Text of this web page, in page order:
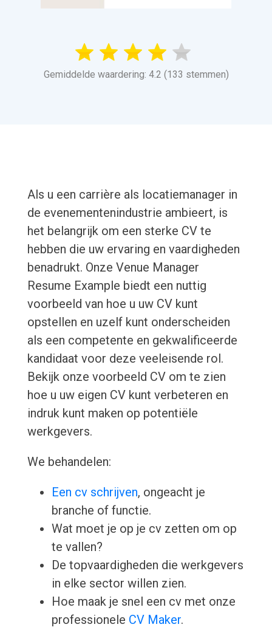
Gemiddelde waardering: 4.2 (133 stemmen)
Als u een carrière als locatiemanager in
de evenementenindustrie ambieert, is
het belangrijk om een sterke CV te
hebben die uw ervaring en vaardigheden
benadrukt. Onze Venue Manager
Resume Example biedt een nuttig
voorbeeld van hoe u uw CV kunt
opstellen en uzelf kunt onderscheiden
als een competente en gekwalificeerde
kandidaat voor deze veeleisende rol.
Bekijk onze voorbeeld CV om te zien
hoe u uw eigen CV kunt verbeteren en
indruk kunt maken op potentiële
werkgevers.
We behandelen:
Een cv schrijven, ongeacht je
branche of functie.
Wat moet je op je cv zetten om op
te vallen?
De topvaardigheden die werkgevers
in elke sector willen zien.
Hoe maak je snel een cv met onze
professionele CV Maker.